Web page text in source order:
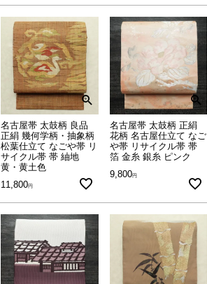
名古屋帯 太鼓柄 良品
正絹 幾何学柄・抽象柄
松葉仕立て なごや帯 リ
サイクル帯 帯 紬地
黄・黄土色
11,800
名古屋帯 太鼓柄 正絹
花柄 名古屋仕立て なご
や帯 リサイクル帯 帯
箔 金糸 銀糸 ピンク
9,800